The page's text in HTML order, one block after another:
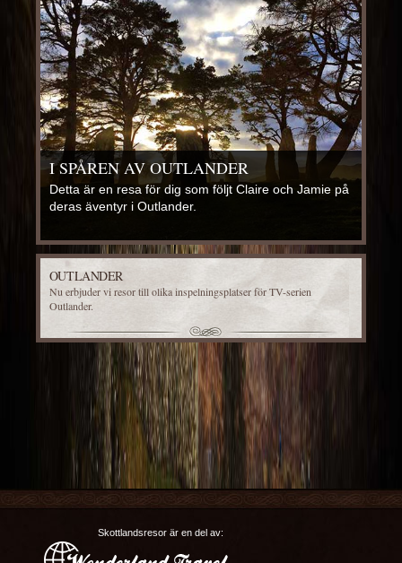
I SPÅREN AV OUTLANDER
Detta är en resa för dig som följt Claire och Jamie på
deras äventyr i Outlander.
OUTLANDER
Nu erbjuder vi resor till olika inspelningsplatser för TV-serien
Outlander.
Skottlandsresor är en del av: